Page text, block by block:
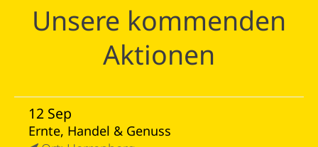
Unsere kommenden
Aktionen
12 Sep
Ernte, Handel & Genuss